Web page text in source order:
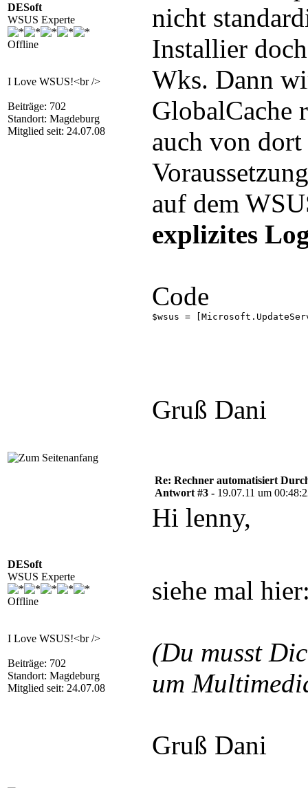
$body =  $Linie2 +' ist nicht via ping erreichbar. Bitte umgehend
sendmail
			}
DESoft
WSUS Experte
Offline
I Love WSUS!<br />
Beiträge: 702
Standort: Magdeburg
Mitglied seit: 24.07.08
nicht
Installier
Wks. Dann
GlobalCache
auch von
auf dem
explizites
Code
$wsus =
Gruß Dani
DESoft
WSUS Experte
Offline
I Love WSUS!<br />
Beiträge: 702
Standort: Magdeburg
Mitglied seit: 24.07.08
Re: Rechner automatisiert
Antwort #3 - 19.07.11 um
Hi lenny,
siehe mal
(Du musst
um
Gruß Dani